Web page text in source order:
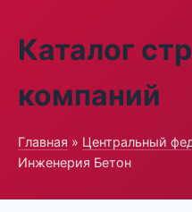
Каталог
компаний
Главная » Центральный
Инженерия Бетон